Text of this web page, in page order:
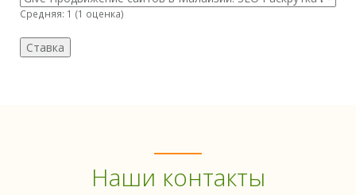
Средняя: 1 (1 оценка)
Наши контакты